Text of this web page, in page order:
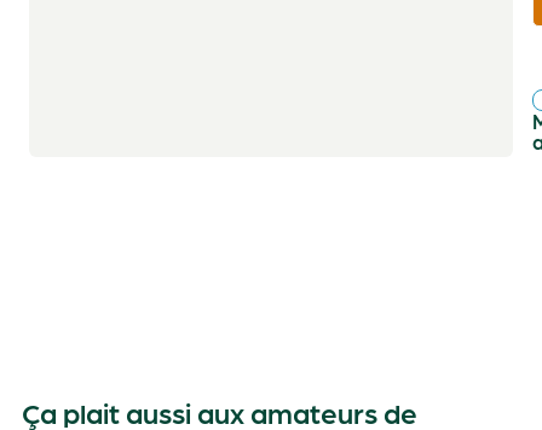
Ça plait aussi aux amateurs de